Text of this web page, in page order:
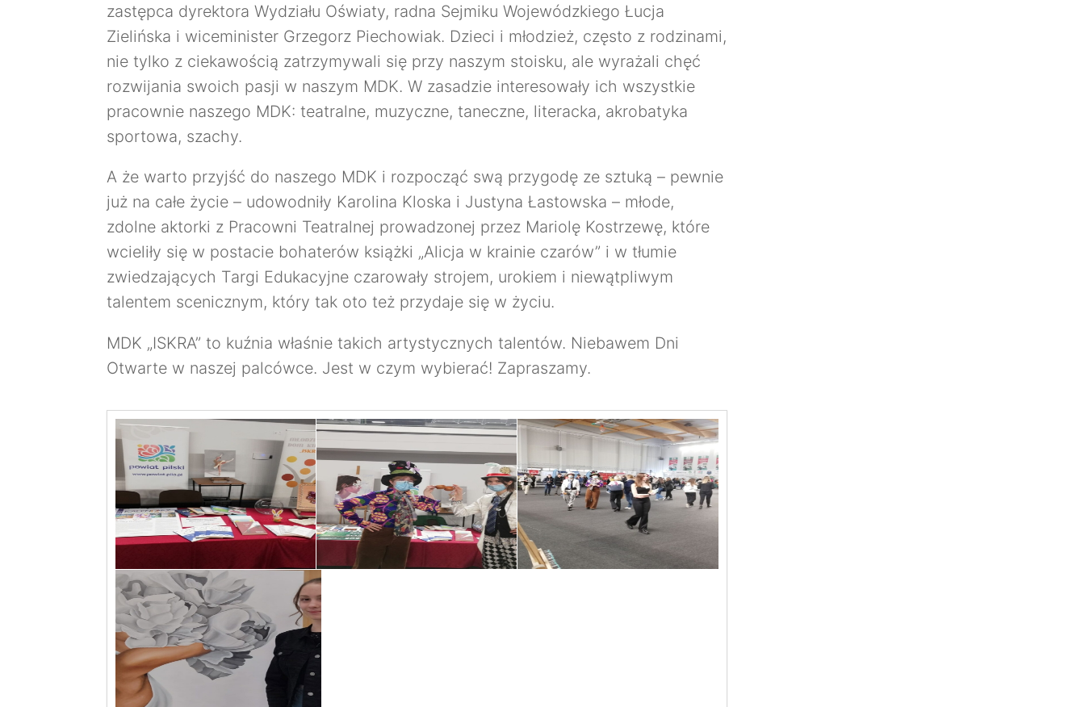
zastępca dyrektora Wydziału Oświaty, radna Sejmiku Wojewódzkiego Łucja
Zielińska i wiceminister Grzegorz Piechowiak. Dzieci i młodzież, często z rodzinami,
nie tylko z ciekawością zatrzymywali się przy naszym stoisku, ale wyrażali chęć
rozwijania swoich pasji w naszym MDK. W zasadzie interesowały ich wszystkie
pracownie naszego MDK: teatralne, muzyczne, taneczne, literacka, akrobatyka
sportowa, szachy.
A że warto przyjść do naszego MDK i rozpocząć swą przygodę ze sztuką – pewnie
już na całe życie – udowodniły Karolina Kloska i Justyna Łastowska – młode,
zdolne aktorki z Pracowni Teatralnej prowadzonej przez Mariolę Kostrzewę, które
wcieliły się w postacie bohaterów książki „Alicja w krainie czarów” i w tłumie
zwiedzających Targi Edukacyjne czarowały strojem, urokiem i niewątpliwym
talentem scenicznym, który tak oto też przydaje się w życiu.
MDK „ISKRA” to kuźnia właśnie takich artystycznych talentów. Niebawem Dni
Otwarte w naszej palcówce. Jest w czym wybierać! Zapraszamy.